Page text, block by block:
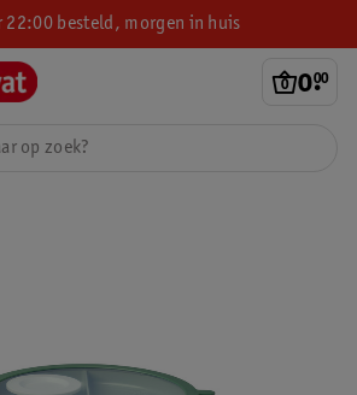
22:00 besteld, morgen in huis
0.
00